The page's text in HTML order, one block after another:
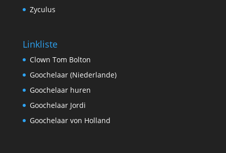
Zyculus
Linkliste
Clown Tom Bolton
Goochelaar (Niederlande)
Goochelaar huren
Goochelaar Jordi
Goochelaar von Holland